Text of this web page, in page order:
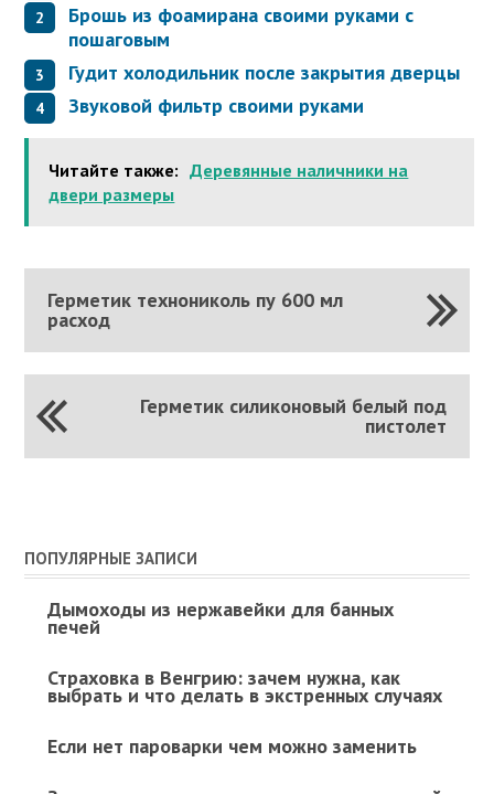
Брошь из фоамирана своими руками с
пошаговым
Гудит холодильник после закрытия дверцы
Звуковой фильтр своими руками
Читайте также: Деревянные наличники на
двери размеры
Герметик технониколь пу 600 мл
расход
Герметик силиконовый белый под
пистолет
ПОПУЛЯРНЫЕ ЗАПИСИ
Дымоходы из нержавейки для банных
печей
Страховка в Венгрию: зачем нужна, как
выбрать и что делать в экстренных случаях
Если нет пароварки чем можно заменить